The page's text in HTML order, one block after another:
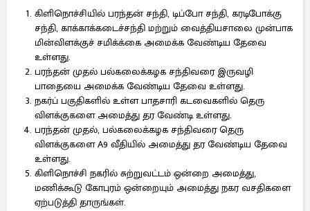
கிளிநொச்சியில் பரந்தன் சந்தி, டிப்போ சந்தி, கரடிபோக்கு
சந்தி, காக்காக்கடைச்சந்தி மற்றும் வைத்தியசாலை முன்பாக
மின்விளக்குச் சமிக்க்கை அமைக்க வேண்டிய தேவை
உள்ளது.
பரந்தன் முதல் பல்கலைக்கழக சந்திவரை இருவழி
பாதையை அமைக்க வேண்டிய தேவை உள்ளது.
நகர்ப் பகுதிகளில் உள்ள பாதசாரி கடவைகளில் தெரு
விளக்குகளை அமைத்து தர வேண்டி உள்ளது.
பரந்தன் முதல், பல்கலைக்கழக சந்திவரை தெரு
விளக்குகளை A9 வீதியில் அமைத்து தர வேண்டிய தேவை
உள்ளது.
கிளிநொச்சி நகரில் சுற்றுவட்டம் ஒன்றை அமைத்து,
மணிக்கூடு கோபுரம் ஒன்றையும் அமைத்து நகர வசதிகளை
ஏற்படுத்தி தாருங்கள்.